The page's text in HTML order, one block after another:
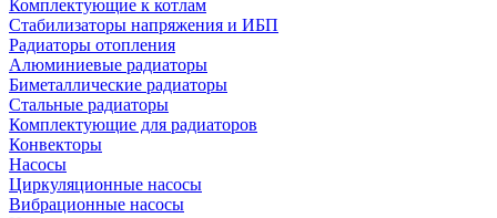
Комплектующие к котлам
Стабилизаторы напряжения и ИБП
Радиаторы отопления
Алюминиевые радиаторы
Биметаллические радиаторы
Стальные радиаторы
Комплектующие для радиаторов
Конвекторы
Насосы
Циркуляционные насосы
Вибрационные насосы